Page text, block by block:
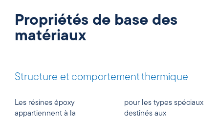
Propriétés de base des
matériaux
Structure et comportement thermique
Les résines époxy
appartiennent à la
pour les types spéciaux
destinés aux